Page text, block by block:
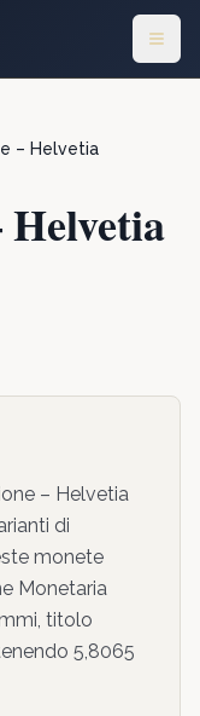
– Helvetia
Helvetia
– Helvetia
di
monete
Monetaria
titolo
5,8065